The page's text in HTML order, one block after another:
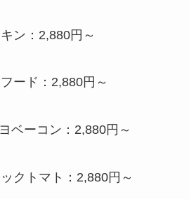
ン：2,880円～
ード：2,880円～
ベーコン：2,880円～
クトマト：2,880円～